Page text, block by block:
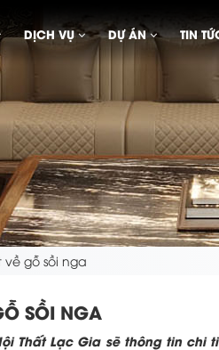
DỊCH VỤ DỰ ÁN TIN
gỗ sồi nga
SỒI NGA
Thất Lạc Gia sẽ thông tin chi